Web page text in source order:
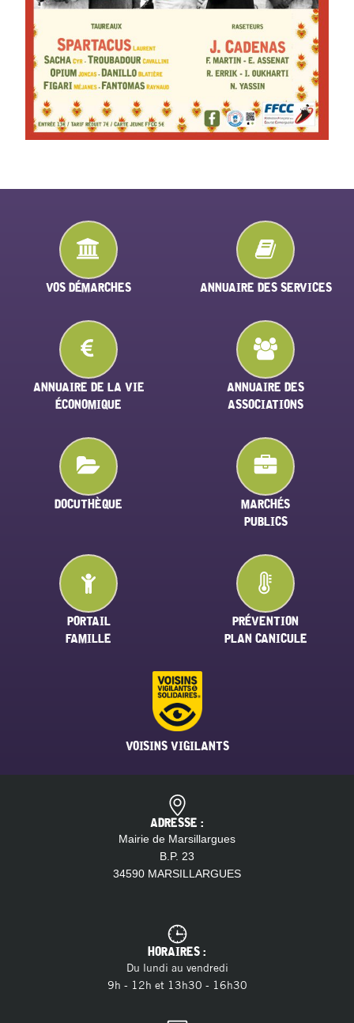
VOS DÉMARCHES ANNUAIRE DES SERVICES
ANNUAIRE DE LA VIE
ÉCONOMIQUE
ANNUAIRE DES
ASSOCIATIONS
DOCUTHÈQUE
MARCHÉS
PUBLICS
PORTAIL
FAMILLE
PRÉVENTION
PLAN CANICULE
VOISINS VIGILANTS
ADRESSE :
Mairie de Marsillargues
B.P. 23
34590 MARSILLARGUES
HORAIRES :
Du lundi au vendredi
9h - 12h et 13h30 - 16h30